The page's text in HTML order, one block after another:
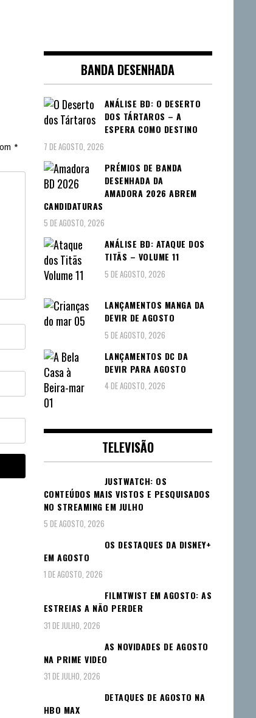
*
BANDA DESENHADA
ANÁLISE BD: O DESERTO
DOS TÁRTAROS – A
ESPERA COMO DESTINO
7 DE AGOSTO, 2026
PRÉMIOS DE BANDA
DESENHADA DA
AMADORA 2026 ABREM
CANDIDATURAS
5 DE AGOSTO, 2026
ANÁLISE BD: ATAQUE DOS
TITÃS – VOLUME 11
5 DE AGOSTO, 2026
LANÇAMENTOS MANGA DA
DEVIR DE AGOSTO
5 DE AGOSTO, 2026
LANÇAMENTOS DC DA
DEVIR PARA AGOSTO
4 DE AGOSTO, 2026
TELEVISÃO
JUSTWATCH: OS
CONTEÚDOS MAIS VISTOS E PESQUISADOS
NO STREAMING EM JULHO
5 DE AGOSTO, 2026
OS DESTAQUES DA DISNEY+
EM AGOSTO
1 DE AGOSTO, 2026
FILMTWIST EM AGOSTO: AS
ESTREIAS A NÃO PERDER
31 DE JULHO, 2026
AS NOVIDADES DE AGOSTO
NA PRIME VIDEO
31 DE JULHO, 2026
DETAQUES DE AGOSTO NA
HBO MAX